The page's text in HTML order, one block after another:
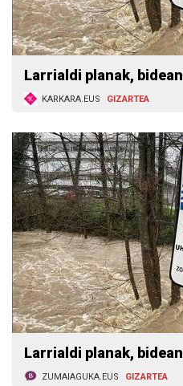
Larrialdi planak, bidean
KARKARA.EUS GIZARTEA
Larrialdi planak, bidean
ZUMAIAGUKA.EUS GIZARTEA